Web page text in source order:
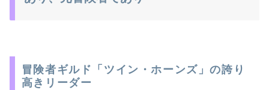
冒険者ギルド「ツイン・ホーンズ」の誇り
高きリーダー